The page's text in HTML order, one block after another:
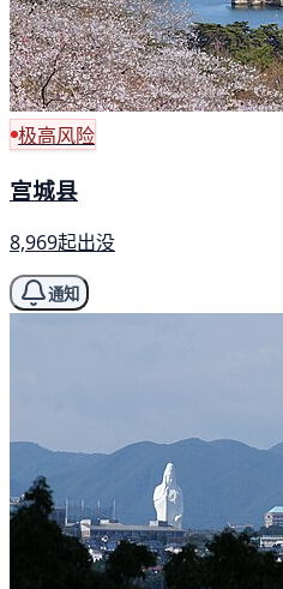
极高风险
宫城县
8,969起出没
通知